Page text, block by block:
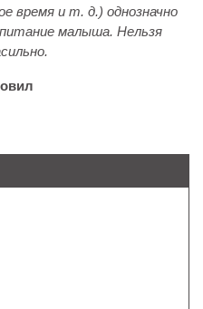
время и т. д.) однозначно
малыша. Нельзя